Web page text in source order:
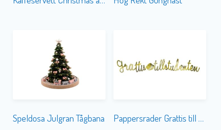
Speldosa Julgran Tågbana Pappersrader Grattis till Studenten